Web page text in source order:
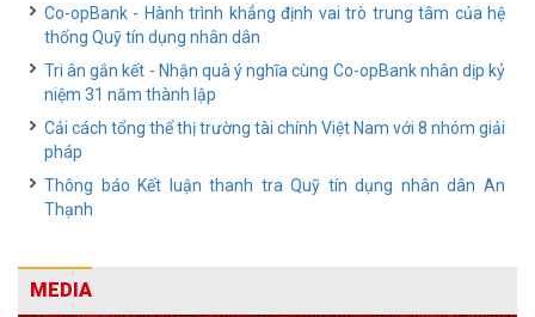
Co-opBank - Hành trình khẳng định vai trò trung tâm của hệ
thống Quỹ tín dụng nhân dân
Tri ân gắn kết - Nhận quà ý nghĩa cùng Co-opBank nhân dịp kỷ
niệm 31 năm thành lập
Cải cách tổng thể thị trường tài chính Việt Nam với 8 nhóm giải
pháp
Thông báo Kết luận thanh tra Quỹ tín dụng nhân dân An
Thạnh
MEDIA